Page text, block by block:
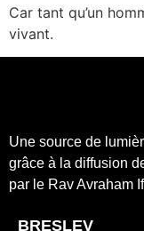
Car tant qu’un
vivant.
Une source de
grâce à la diffusion
par le Rav Avraham
BRESLEV